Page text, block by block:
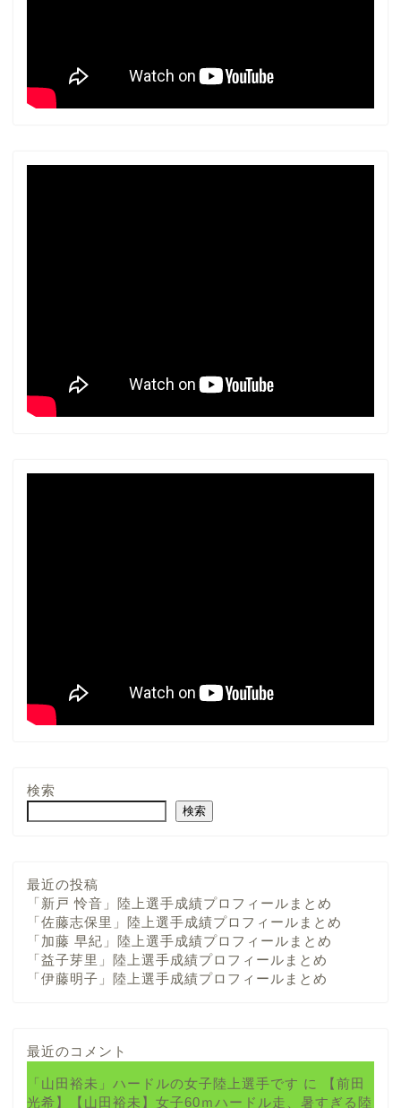
検索
検索
最近の投稿
「新戸 怜音」陸上選手成績プロフィールまとめ
「佐藤志保里」陸上選手成績プロフィールまとめ
「加藤 早紀」陸上選手成績プロフィールまとめ
「益子芽里」陸上選手成績プロフィールまとめ
「伊藤明子」陸上選手成績プロフィールまとめ
最近のコメント
「山田裕未」ハードルの女子陸上選手です に
【前田
光希】【山田裕未】女子60ｍハードル走、暑すぎる陸